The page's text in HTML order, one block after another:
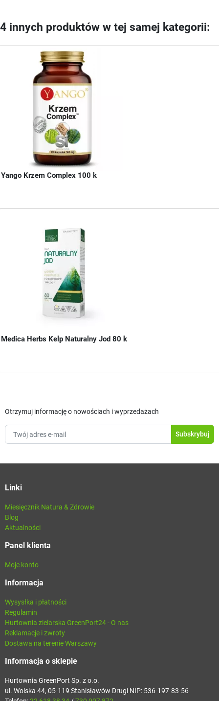
4 innych produktów w tej samej kategorii:
Yango Krzem Complex 100 k
Medica Herbs Kelp Naturalny Jod 80 k
Otrzymuj informację o nowościach i wyprzedażach
Linki
Miesięcznik Natura & Zdrowie
Blog
Aktualności
Panel klienta
Moje konto
Informacja
Wysysłka i płatności
Regulamin
Hurtownia zielarska GreenPort24 - O nas
Reklamacje i zwroty
Dostawa na terenie Warszawy
Informacja o sklepie
Hurtownia GreenPort Sp. z o.o.
ul. Wolska 44, 05-119 Stanisławów Drugi NIP: 536-197-83-56